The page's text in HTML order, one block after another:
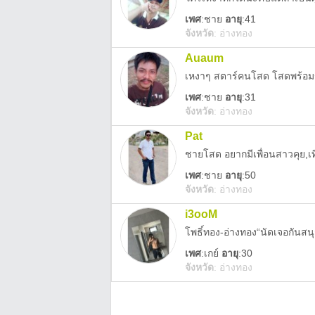
เพศ:ชาย อายุ:41
จังหวัด: อ่างทอง
Auaum
เหงาๆ สตาร์คนโสด โสดพร้อ
เพศ:ชาย อายุ:31
จังหวัด: อ่างทอง
Pat
ชายโสด อยากมีเพื่อนสาวคุย,
เพศ:ชาย อายุ:50
จังหวัด: อ่างทอง
i3ooM
โพธิ์ทอง-อ่างทอง“นัดเจอกันส
เพศ:เกย์ อายุ:30
จังหวัด: อ่างทอง